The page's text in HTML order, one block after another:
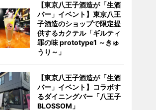
【東京八王子酒造が「生酒
バー」イベント】東京八王
子酒造のショップで限定提
供するカクテル「ギルティ
罪の味 prototype1 ～きゅ
うり～」
【東京八王子酒造が「生酒
バー」イベント】コラボす
るダイニングバー「八王子
BLOSSOM」